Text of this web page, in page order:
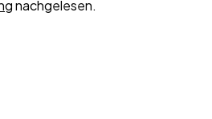
nachgelesen.